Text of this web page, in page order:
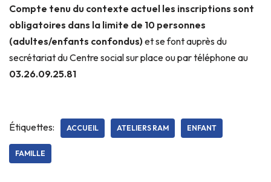
Compte tenu du contexte actuel les inscriptions sont
obligatoires dans la limite de 10 personnes
(adultes/enfants confondus) et se font auprès du
secrétariat du Centre social sur place ou par téléphone au
03.26.09.25.81
Étiquettes: ACCUEIL ATELIERS RAM ENFANT
FAMILLE